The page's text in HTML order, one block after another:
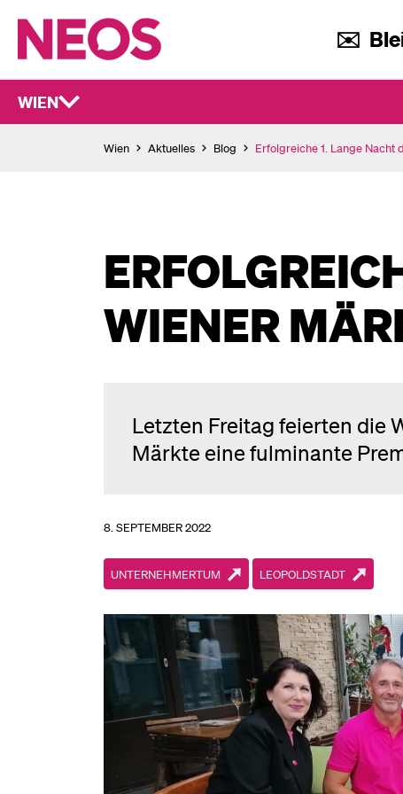
✉️
WIEN
Wien Aktuelles Blog Erfolgreiche 1. Lange Nacht
WIENER
Letzten Freitag feierten die
Märkte eine fulminante
8. SEPTEMBER 2022
UNTERNEHMERTUM LEOPOLDSTADT